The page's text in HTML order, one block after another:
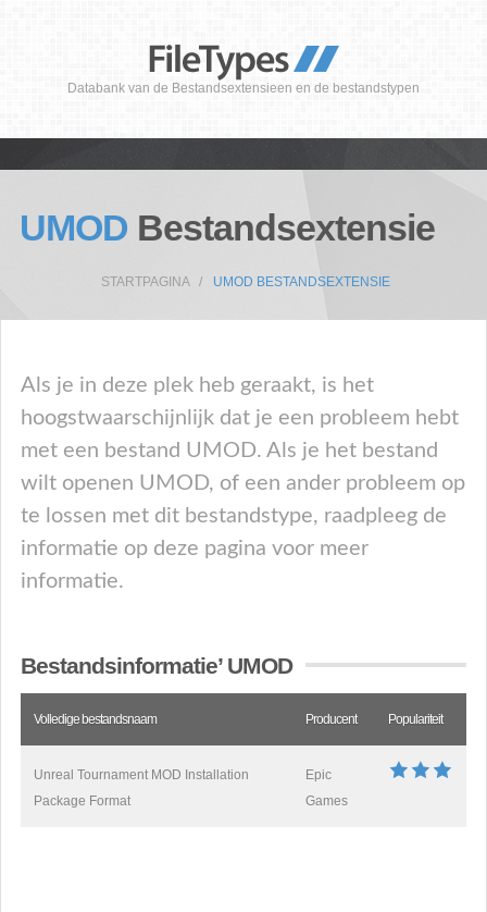
Databank van de Bestandsextensieen en de bestandstypen
UMOD Bestandsextensie
STARTPAGINA UMOD BESTANDSEXTENSIE
Als je in deze plek heb geraakt, is het
hoogstwaarschijnlijk dat je een probleem hebt
met een bestand UMOD. Als je het bestand
wilt openen UMOD, of een ander probleem op
te lossen met dit bestandstype, raadpleeg de
informatie op deze pagina voor meer
informatie.
Bestandsinformatie’ UMOD
Volledige bestandsnaam Producent Populariteit
Unreal Tournament MOD Installation
Package Format
Epic
Games